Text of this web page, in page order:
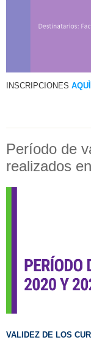
INSCRIPCIONES AQUÌ
Período de
realizados
VALIDEZ DE LOS